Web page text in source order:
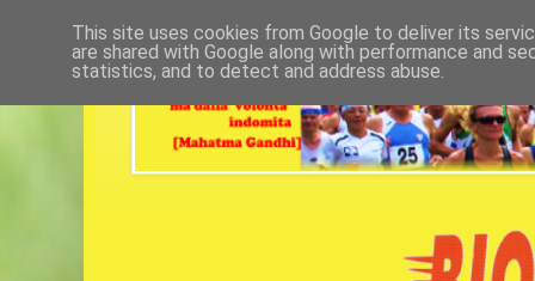
This site uses cookies from Google to deliver its
are shared with Google along with performance and
statistics, and to detect and address abuse.